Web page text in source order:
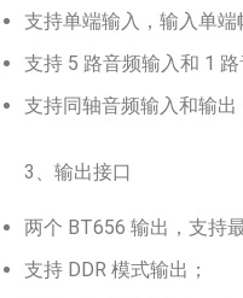
支持单端输入，输入单端
支持 5 路音频输入和 1 路
支持同轴音频输入和输出
3、输出接口
两个 BT656 输出，支持
支持 DDR 模式输出；